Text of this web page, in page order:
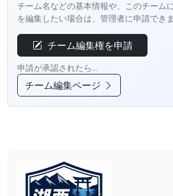
チーム名などの基本情報や、このチーム
を編集したい場合は、管理者に申請できま
チーム編集権を申請
申請が承認されたら...
チーム編集ページ